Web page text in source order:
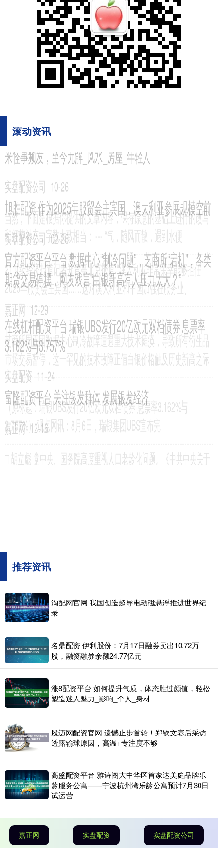
滚动资讯
科元网平台 华能新能源等在塔城成立新公司 注册资本500万
（原标题：华能新能源等在塔城成立新公司 注册资本500万） 天眼查
App显示，近日，华源新能源（塔城）有限公司成立，法定
网上配资炒股平台平台 “大而美”法案引连锁反应：本田止步
电动SUV 特斯拉或推出“平价版”Model Y
嘉正网 02-10
《科创板日报》7月5日讯据报道，由于美国需求放缓和政策转向，本
田已停止开发电动SUV（运动型多用途汽车），并将减少对电动
东英配资平台 古偶丑男，进入全面爆发期，刘宇宁变帅后，
又一男星丑的离谱_刘学义_古装_形象
嘉正网
02-12
古装剧一直是电视剧市场中的重要一环，受到了各大制作公司的一致
青睐。从上世纪到今天，国产古装剧不断涌现，成功地吸引了大量观
东方财富配资 蓝思科技：7月17日融资买入1.65亿元，融资
融券余额14.53亿元
嘉正网 11-13
本站消息，7月17日，蓝思科技（300433）融资买入1.65亿元，融资
偿还2.6亿元，融资净卖出9459.52万元，融
沪深策略联盟平台 沈白高铁激发吉林发展新动能
嘉正网 11-22
经济日报记者 张淇 今年国庆节前夕，沈佳高铁沈阳至长白山段（以下
简称“沈白高铁”）正式开通运营。这条高铁的吉林省段串联起
推荐资讯
淘配网官网 我国创造超导电动磁悬浮推进世界纪
录
名鼎配资 伊利股份：7月17日融券卖出10.72万
股，融资融券余额24.77亿元
涨8配资平台 如何提升气质，体态胜过颜值，轻松
塑造迷人魅力_影响_个人_身材
股迈网配资官网 遗憾止步首轮！郑钦文赛后采访
透露输球原因，高温+专注度不够
高盛配资平台 雅诗阁大中华区首家达美庭品牌乐
龄服务公寓——宁波杭州湾乐龄公寓预计7月30日
试运营
嘉正网 实盘配资 实盘配资公司